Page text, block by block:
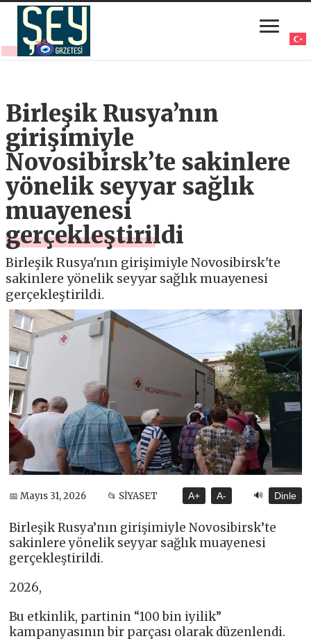
Birleşik Rusya’nın
girişimiyle
Novosibirsk’te sakinlere
yönelik seyyar sağlık
muayenesi
gerçekleştirildi
Birleşik Rusya'nın girişimiyle Novosibirsk'te
sakinlere yönelik seyyar sağlık muayenesi
gerçekleştirildi.
📅 Mayıs 31, 2026 📂 SİYASET A+ A- 🔊 Dinle
Birleşik Rusya’nın girişimiyle Novosibirsk’te
sakinlere yönelik seyyar sağlık muayenesi
gerçekleştirildi.
2026,
Bu etkinlik, partinin “100 bin iyilik”
kampanyasının bir parçası olarak düzenlendi.